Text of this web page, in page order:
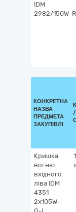
IDM
2982/150W-R
КОНКРЕТНА
НАЗВА
ПРЕДМЕТА
ЗАКУПІВЛІ
/
Кришка
вогню
вхідного
ліва IDM
4351
2х105W-
1